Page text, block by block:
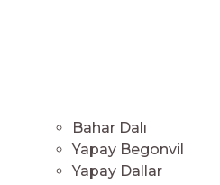
Bahar Dalı
Yapay Begonvil
Yapay Dallar